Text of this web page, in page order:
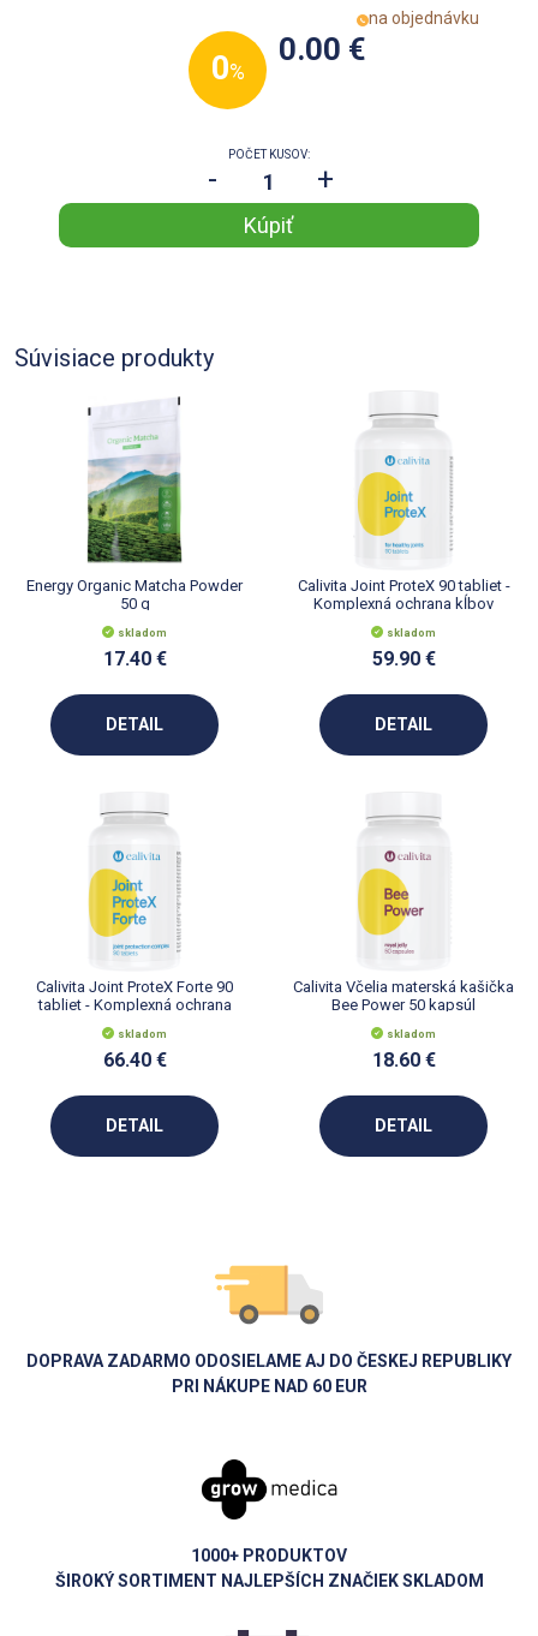
na objednávku
0%
0.00 €
POČET KUSOV:
- +
Súvisiace produkty
Energy Organic Matcha Powder
50 g
skladom
17.40 €
DETAIL
Calivita Joint ProteX 90 tabliet -
Komplexná ochrana kĺbov
skladom
59.90 €
DETAIL
Calivita Joint ProteX Forte 90
tabliet - Komplexná ochrana
skladom
66.40 €
DETAIL
Calivita Včelia materská kašička
Bee Power 50 kapsúl
skladom
18.60 €
DETAIL
DOPRAVA ZADARMO ODOSIELAME AJ DO ČESKEJ REPUBLIKY
PRI NÁKUPE NAD 60 EUR
1000+ PRODUKTOV
ŠIROKÝ SORTIMENT NAJLEPŠÍCH ZNAČIEK SKLADOM